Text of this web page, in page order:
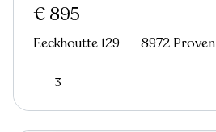
€ 895
Eeckhoutte 129 - - 8972 Proven
3